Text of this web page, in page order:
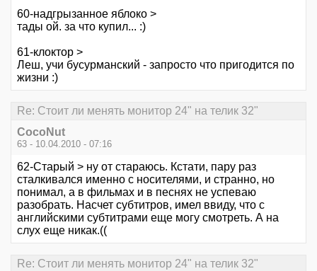
60-надгрызанное яблоко >
тады ой. за что купил... :)
61-клоктор >
Леш, учи бусурманский - запросто что пригодится по
жизни :)
Re: Стоит ли менять монитор 24" на телик 32"
CocoNut
63 - 10.04.2010 - 07:16
62-Старый > ну от стараюсь. Кстати, пару раз
сталкивался именно с носителями, и странно, но
понимал, а в фильмах и в песнях не успеваю
разобрать. Насчет субтитров, имел ввиду, что с
английскими субтитрами еще могу смотреть. А на
слух еще никак.((
Re: Стоит ли менять монитор 24" на телик 32"